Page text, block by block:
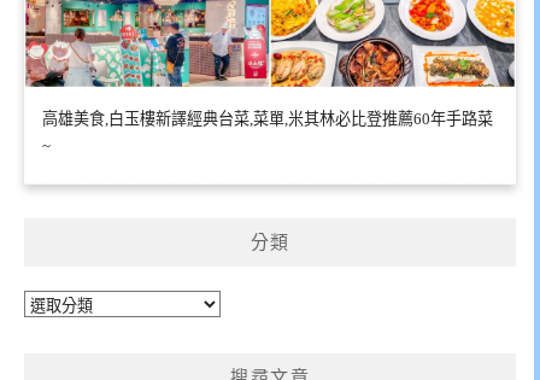
高雄美食,白玉樓新譯經典台菜,菜單,米其林必比登推薦60年手路菜
~
分類
分